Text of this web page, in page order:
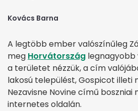
Kovács Barna
A legtöbb ember valószínűleg
meg Horvátország legnagyobb
a területet nézzük, a cím
lakosú települést, Gospicot illeti
Nezavisne Novine című boszniai
internetes oldalán.